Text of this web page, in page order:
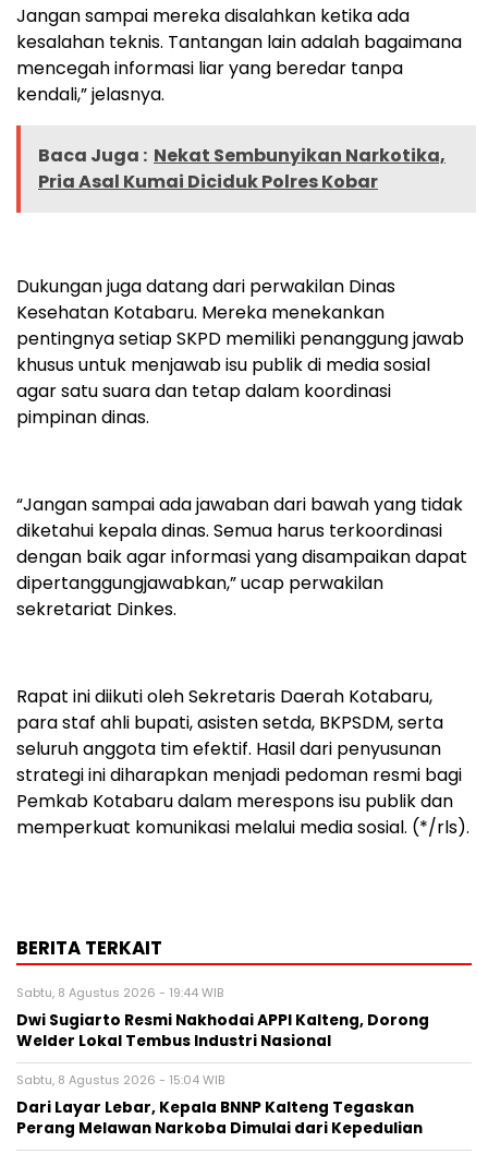
Jangan sampai mereka disalahkan ketika ada
kesalahan teknis. Tantangan lain adalah bagaimana
mencegah informasi liar yang beredar tanpa
kendali,” jelasnya.
Baca Juga : Nekat Sembunyikan Narkotika,
Pria Asal Kumai Diciduk Polres Kobar
Dukungan juga datang dari perwakilan Dinas
Kesehatan Kotabaru. Mereka menekankan
pentingnya setiap SKPD memiliki penanggung jawab
khusus untuk menjawab isu publik di media sosial
agar satu suara dan tetap dalam koordinasi
pimpinan dinas.
“Jangan sampai ada jawaban dari bawah yang tidak
diketahui kepala dinas. Semua harus terkoordinasi
dengan baik agar informasi yang disampaikan dapat
dipertanggungjawabkan,” ucap perwakilan
sekretariat Dinkes.
Rapat ini diikuti oleh Sekretaris Daerah Kotabaru,
para staf ahli bupati, asisten setda, BKPSDM, serta
seluruh anggota tim efektif. Hasil dari penyusunan
strategi ini diharapkan menjadi pedoman resmi bagi
Pemkab Kotabaru dalam merespons isu publik dan
memperkuat komunikasi melalui media sosial. (*/rls).
BERITA TERKAIT
Sabtu, 8 Agustus 2026 - 19:44 WIB
Dwi Sugiarto Resmi Nakhodai APPI Kalteng, Dorong
Welder Lokal Tembus Industri Nasional
Sabtu, 8 Agustus 2026 - 15:04 WIB
Dari Layar Lebar, Kepala BNNP Kalteng Tegaskan
Perang Melawan Narkoba Dimulai dari Kepedulian